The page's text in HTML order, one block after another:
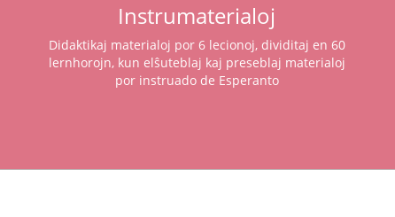
Instrumaterialoj
Didaktikaj materialoj por 6 lecionoj, dividitaj en 60
lernhorojn, kun elŝuteblaj kaj preseblaj materialoj
por instruado de Esperanto